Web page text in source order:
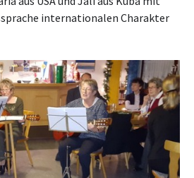
internationalen Charakter